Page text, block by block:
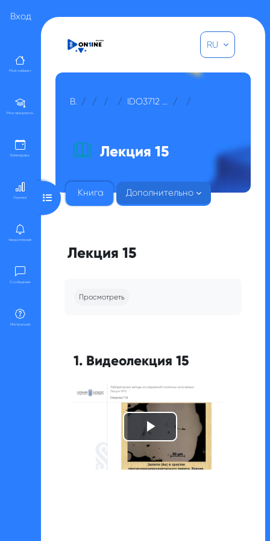
Вход
Мой кабинет
Мои предметы
Календарь
Оценки
Уведомления
Сообщения
Инструкции
RU
В начало КурсыПрочее
Для гостей IDO3712 Лабораторные методы исследований полезных ископаемых МОДУЛЬ 4
Лекция 15
Книга Дополнительно
Открыть оглавление курса
Лекция 15
Просмотреть
1. Видеолекция 15
видео